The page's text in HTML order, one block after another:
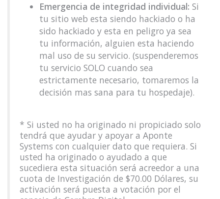
Emergencia de integridad individual: Si
tu sitio web esta siendo hackiado o ha
sido hackiado y esta en peligro ya sea
tu información, alguien esta haciendo
mal uso de su servicio. (suspenderemos
tu servicio SOLO cuando sea
estrictamente necesario, tomaremos la
decisión mas sana para tu hospedaje).
* Si usted no ha originado ni propiciado solo
tendrá que ayudar y apoyar a Aponte
Systems con cualquier dato que requiera. Si
usted ha originado o ayudado a que
sucediera esta situación será acreedor a una
cuota de Investigación de $70.00 Dólares, su
activación será puesta a votación por el